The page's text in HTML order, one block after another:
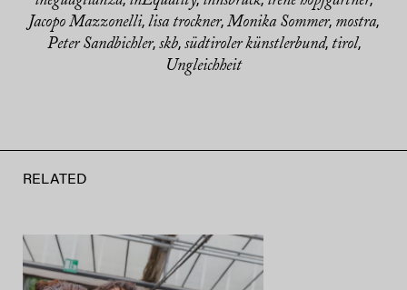
Jacopo Mazzonelli, lisa trockner, Monika Sommer, mostra,
Peter Sandbichler, skb, südtiroler künstlerbund, tirol,
Ungleichheit
RELATED